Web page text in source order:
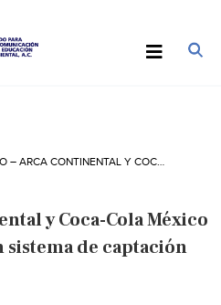
y Coca-Cola México
de captación